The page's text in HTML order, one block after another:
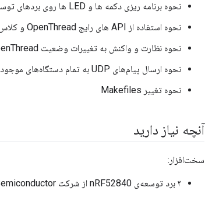
نحوه برنامه ریزی دکمه ها و LED ها روی بردهای توسعه Nordic nRF52840
نحوه استفاده از API های رایج OpenThread و کلاس
نحوه نظارت و واکنش به تغییرات وضعیت OpenThread
نحوه ارسال پیام‌های UDP به تمام دستگاه‌های موجود در یک شبکه Thread
نحوه تغییر Makefiles
آنچه نیاز دارید
سخت‌افزار:
۳ برد توسعه‌ی nRF52840 از شرکت Nordic Semiconductor